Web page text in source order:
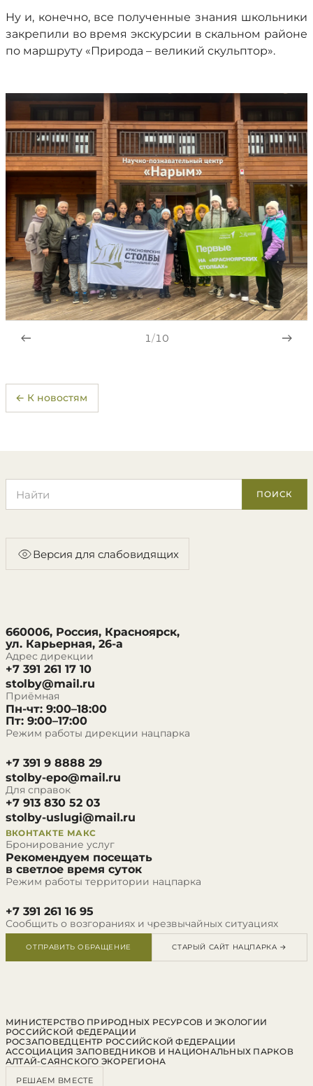
Ну и, конечно, все полученные знания школьники
закрепили во время экскурсии в скальном районе
по маршруту «Природа – великий скульптор».
1/10
← К новостям
ПОИСК
Версия для слабовидящих
660006, Россия, Красноярск,
ул. Карьерная, 26-а
Адрес дирекции
+7 391 261 17 10
stolby@mail.ru
Приёмная
Пн-чт: 9:00–18:00
Пт: 9:00–17:00
Режим работы дирекции нацпарка
+7 391 9 8888 29
stolby-epo@mail.ru
Для справок
+7 913 830 52 03
stolby-uslugi@mail.ru
ВКОНТАКТЕ МАКС
Бронирование услуг
Рекомендуем посещать
в светлое время суток
Режим работы территории нацпарка
+7 391 261 16 95
Сообщить о возгораниях и чрезвычайных ситуациях
ОТПРАВИТЬ ОБРАЩЕНИЕ СТАРЫЙ САЙТ НАЦПАРКА →
МИНИСТЕРСТВО ПРИРОДНЫХ РЕСУРСОВ И ЭКОЛОГИИ
РОССИЙСКОЙ ФЕДЕРАЦИИ
РОСЗАПОВЕДЦЕНТР РОССИЙСКОЙ ФЕДЕРАЦИИ
АССОЦИАЦИЯ ЗАПОВЕДНИКОВ И НАЦИОНАЛЬНЫХ ПАРКОВ
АЛТАЙ-САЯНСКОГО ЭКОРЕГИОНА
РЕШАЕМ ВМЕСТЕ